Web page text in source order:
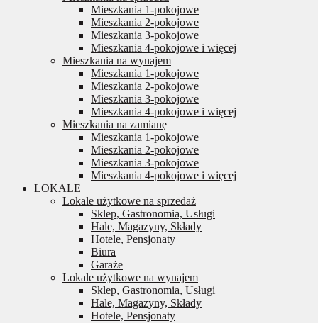
Mieszkania 1-pokojowe
Mieszkania 2-pokojowe
Mieszkania 3-pokojowe
Mieszkania 4-pokojowe i więcej
Mieszkania na wynajem
Mieszkania 1-pokojowe
Mieszkania 2-pokojowe
Mieszkania 3-pokojowe
Mieszkania 4-pokojowe i więcej
Mieszkania na zamianę
Mieszkania 1-pokojowe
Mieszkania 2-pokojowe
Mieszkania 3-pokojowe
Mieszkania 4-pokojowe i więcej
LOKALE
Lokale użytkowe na sprzedaż
Sklep, Gastronomia, Usługi
Hale, Magazyny, Składy
Hotele, Pensjonaty
Biura
Garaże
Lokale użytkowe na wynajem
Sklep, Gastronomia, Usługi
Hale, Magazyny, Składy
Hotele, Pensjonaty